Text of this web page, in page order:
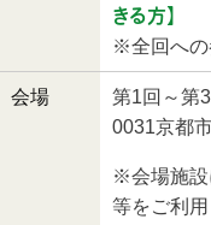
きる方】
※全回への
会場
第1回～第
0031京都
※会場施設
等をご利用